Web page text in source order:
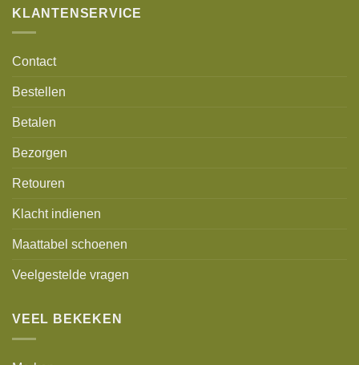
KLANTENSERVICE
Contact
Bestellen
Betalen
Bezorgen
Retouren
Klacht indienen
Maattabel schoenen
Veelgestelde vragen
VEEL BEKEKEN